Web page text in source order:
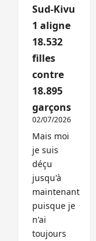
Sud-Kivu
1 aligne
18.532
filles
contre
18.895
garçons
02/07/2026
Mais moi
je suis
déçu
jusqu'à
maintenant
puisque je
n'ai
toujours